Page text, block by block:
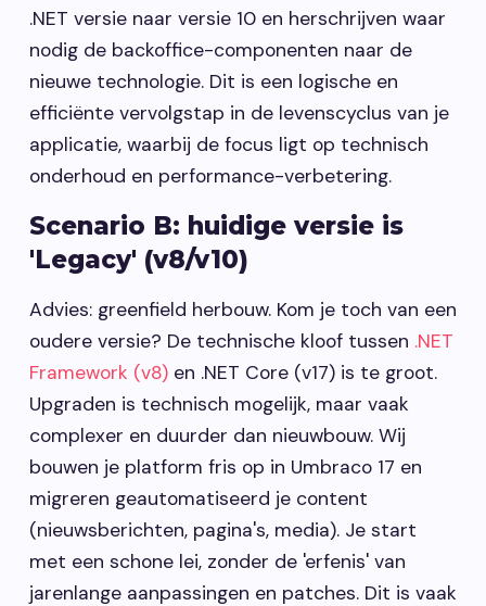
.NET versie naar versie 10 en herschrijven waar
nodig de backoffice-componenten naar de
nieuwe technologie. Dit is een logische en
efficiënte vervolgstap in de levenscyclus van je
applicatie, waarbij de focus ligt op technisch
onderhoud en performance-verbetering.
Scenario B: huidige versie is
'Legacy' (v8/v10)
Advies: greenfield herbouw. Kom je toch van een
oudere versie? De technische kloof tussen .NET
Framework (v8) en .NET Core (v17) is te groot.
Upgraden is technisch mogelijk, maar vaak
complexer en duurder dan nieuwbouw. Wij
bouwen je platform fris op in Umbraco 17 en
migreren geautomatiseerd je content
(nieuwsberichten, pagina's, media). Je start
met een schone lei, zonder de 'erfenis' van
jarenlange aanpassingen en patches. Dit is vaak